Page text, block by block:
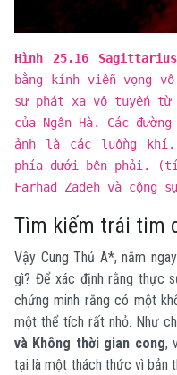
Hình 25.16
bằng kính viễn vọng
sự phát xạ vô tuyến
của Ngân Hà. Các
ảnh là các luồng khí.
phía dưới bên phải.
Farhad Zadeh và cộng
Tìm kiếm trái tim
Vậy Cung Thủ A*, nằm
gì? Để xác định rằng thực
chứng minh rằng có một
một thể tích rất nhỏ. Như
và Không thời gian cong,
tại là một thách thức vì bản